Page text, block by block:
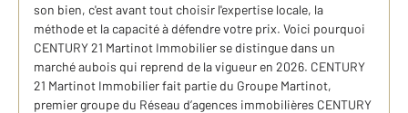
son bien, c'est avant tout choisir l'expertise locale, la
méthode et la capacité à défendre votre prix. Voici pourquoi
CENTURY 21 Martinot Immobilier se distingue dans un
marché aubois qui reprend de la vigueur en 2026. CENTURY
21 Martinot Immobilier fait partie du Groupe Martinot,
premier groupe du Réseau d’agences immobilières CENTURY